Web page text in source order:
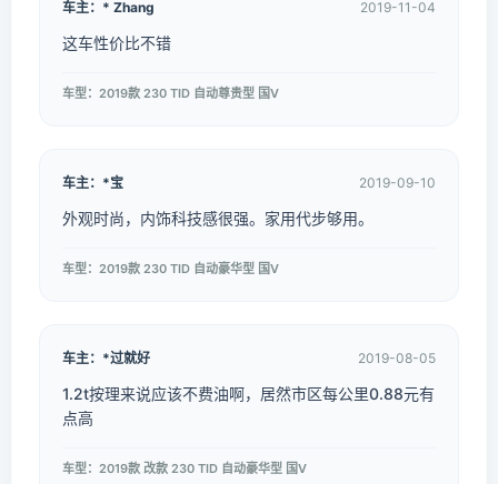
车主：* Zhang 2019-11-04
这车性价比不错
车型：2019款 230 TID 自动尊贵型 国V
车主：*宝 2019-09-10
外观时尚，内饰科技感很强。家用代步够用。
车型：2019款 230 TID 自动豪华型 国V
车主：*过就好 2019-08-05
1.2t按理来说应该不费油啊，居然市区每公里0.88元有
点高
车型：2019款 改款 230 TID 自动豪华型 国V